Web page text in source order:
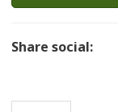
Share social: